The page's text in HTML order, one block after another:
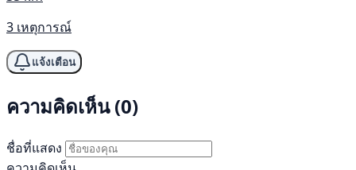
3 เหตุการณ์
แจ้งเตือน
ความคิดเห็น (0)
ชื่อที่แสดง